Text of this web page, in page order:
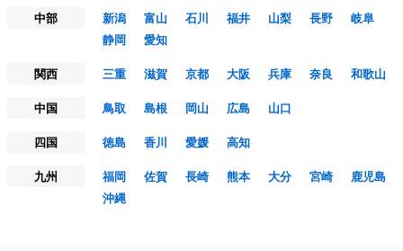
中部
新潟 富山 石川 福井 山梨 長野
岐阜
静岡
愛知
関西
三重 滋賀 京都 大阪 兵庫 奈良
和歌山
中国
鳥取 島根 岡山 広島
山口
四国
徳島 香川 愛媛
高知
九州
福岡 佐賀 長崎 熊本 大分 宮崎
鹿児島
沖縄